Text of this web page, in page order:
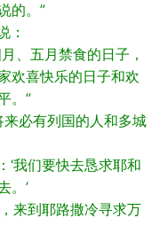
的。”
：
、五月禁食的日子，
欢喜快乐的日子和欢
。”
来必有列国的人和多城
‘我们要快去恳求耶和
。’
来到耶路撒冷寻求万